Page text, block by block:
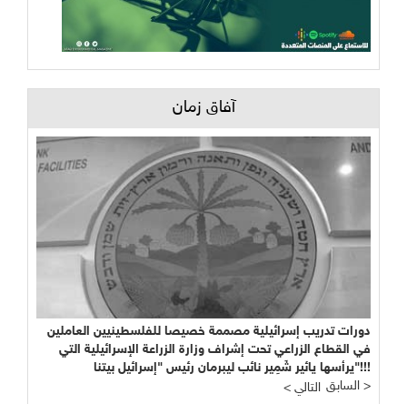
آفاق زمان
دورات تدريب إسرائيلية مصممة خصيصا للفلسطينيين العاملين
في القطاع الزراعي تحت إشراف وزارة الزراعة الإسرائيلية التي
يرأسها يائير شَمِير نائب ليبرمان رئيس "إسرائيل بيتنا"!!!
< التالي
السابق >